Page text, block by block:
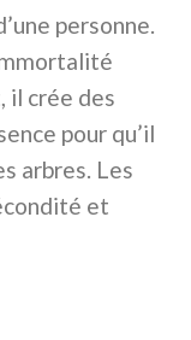
personne.
il crée des
pour qu’il
arbres. Les
et